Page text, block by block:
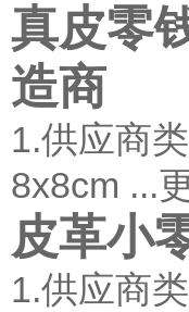
真皮零
造商
1.供应商
8x8cm ...
皮革小
1.供应商